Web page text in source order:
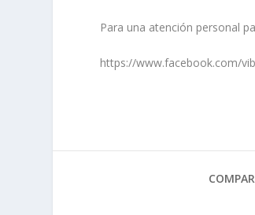
Para una atención personal
https://www.facebook.com/